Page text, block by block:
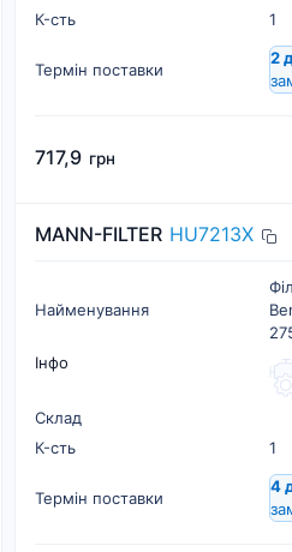
К-cть
1
Термін поставки
2
717,9 грн
MANN-FILTER HU7213X
Найменування
Інфо
Склад
К-cть
1
Термін поставки
4